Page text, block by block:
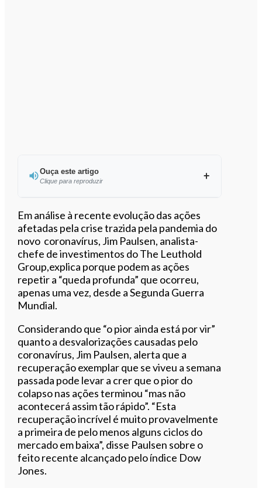
Ouça este artigo
Clique para reproduzir
Ouvir este artigo
Em análise à recente evolução das ações
afetadas pela crise trazida pela pandemia do
novo coronavírus, Jim Paulsen, analista-
chefe de investimentos do The Leuthold
Group,explica porque podem as ações
repetir a “queda profunda” que ocorreu,
apenas uma vez, desde a Segunda Guerra
Mundial.
Considerando que “o pior ainda está por vir”
quanto a desvalorizações causadas pelo
coronavírus, Jim Paulsen, alerta que a
recuperação exemplar que se viveu a semana
passada pode levar a crer que o pior do
colapso nas ações terminou “mas não
acontecerá assim tão rápido”. “Esta
recuperação incrível é muito provavelmente
a primeira de pelo menos alguns ciclos do
mercado em baixa”, disse Paulsen sobre o
feito recente alcançado pelo índice Dow
Jones.